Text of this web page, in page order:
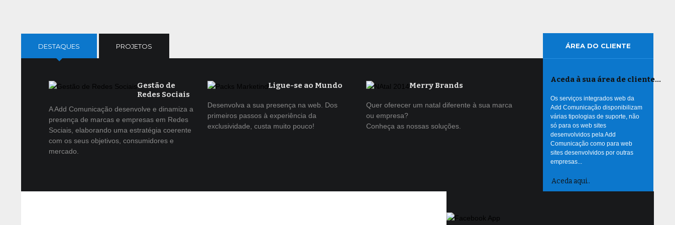
DESTAQUES PROJETOS
Gestão de
Redes Sociais
A Add Comunicação desenvolve e dinamiza a
presença de marcas e empresas em Redes
Sociais, elaborando uma estratégia coerente
com os seus objetivos, consumidores e
mercado.
Ligue-se ao Mundo
Desenvolva a sua presença na web. Dos
primeiros passos à experiência da
exclusividade, custa muito pouco!
Merry Brands
Quer oferecer um natal diferente à sua marca
ou empresa?
Conheça as nossas soluções.
ÁREA DO CLIENTE
Aceda à sua área de cliente…
Os serviços integrados web da
Add Comunicação disponibilizam
várias tipologias de suporte, não
só para os web sites
desenvolvidos pela Add
Comunicação como para web
sites desenvolvidos por outras
empresas...
Aceda aqui..